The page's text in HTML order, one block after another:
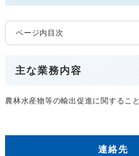
ページ内目次
主な業務内容
農林水産物等の輸出促進に関すること
連絡先